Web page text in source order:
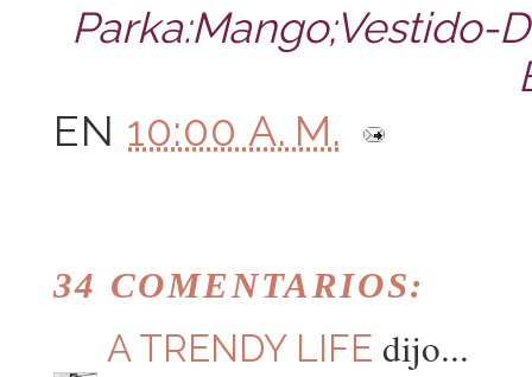
Parka:Mango;Vestido-
EN 10:00 A. M.
34 COMENTARIOS:
A TRENDY LIFE dijo...